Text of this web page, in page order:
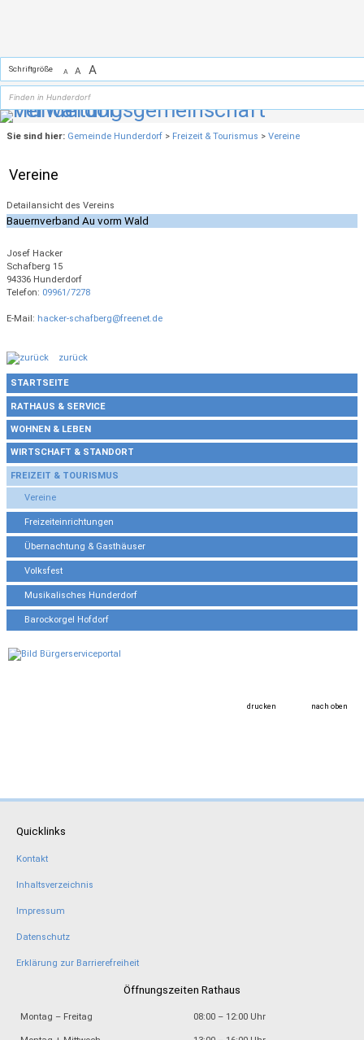
Schriftgröße A A A
STARTSEITE
RATHAUS & SERVICE
WOHNEN & LEBEN
WIRTSCHAFT & STANDORT
FREIZEIT & TOURISMUS
Vereine
Freizeiteinrichtungen
Übernachtung & Gasthäuser
Volksfest
Musikalisches Hunderdorf
Barockorgel Hofdorf
Sie sind hier: Gemeinde Hunderdorf > Freizeit & Tourismus >Vereine
Vereine
Detailansicht des Vereins
Bauernverband Au vorm Wald
Josef Hacker
Schafberg 15
94336 Hunderdorf
Telefon: 09961/7278
E-Mail: hacker-schafberg@freenet.de
zurück
drucken nach oben
Quicklinks
Kontakt
Inhaltsverzeichnis
Impressum
Datenschutz
Erklärung zur Barrierefreiheit
Öffnungszeiten Rathaus
Montag – Freitag 08:00 – 12:00 Uhr